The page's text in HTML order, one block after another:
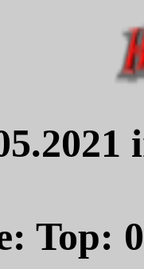
Top: 0